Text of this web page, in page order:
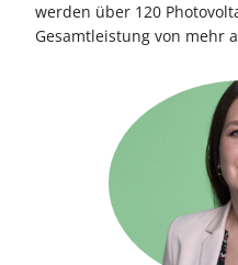
werden über 120
Gesamtleistung von mehr